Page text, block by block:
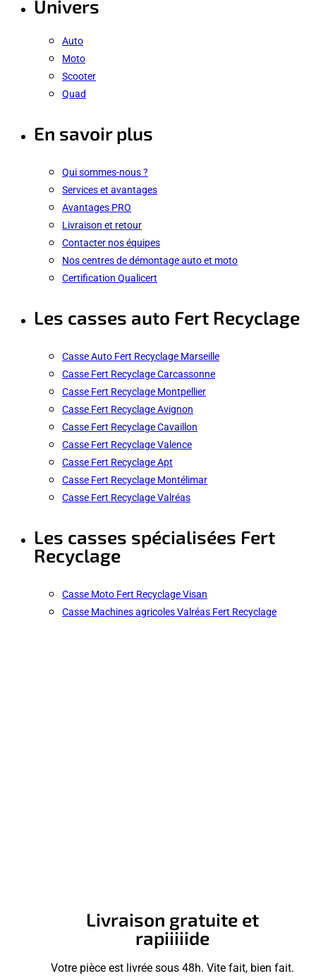
Univers
Auto
Moto
Scooter
Quad
En savoir plus
Qui sommes-nous ?
Services et avantages
Avantages PRO
Livraison et retour
Contacter nos équipes
Nos centres de démontage auto et moto
Certification Qualicert
Les casses auto Fert Recyclage
Casse Auto Fert Recyclage Marseille
Casse Fert Recyclage Carcassonne
Casse Fert Recyclage Montpellier
Casse Fert Recyclage Avignon
Casse Fert Recyclage Cavaillon
Casse Fert Recyclage Valence
Casse Fert Recyclage Apt
Casse Fert Recyclage Montélimar
Casse Fert Recyclage Valréas
Les casses spécialisées Fert
Recyclage
Casse Moto Fert Recyclage Visan
Casse Machines agricoles Valréas Fert Recyclage
Livraison gratuite et
rapiiiiide
Votre pièce est livrée sous 48h. Vite fait, bien fait.